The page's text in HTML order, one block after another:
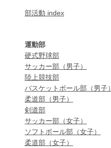
部活動 index
運動部
硬式野球部
サッカー部（男子）
陸上競技部
バスケットボール部（男子）
柔道部（男子）
剣道部
サッカー部（女子）
ソフトボール部（女子）
柔道部（女子）